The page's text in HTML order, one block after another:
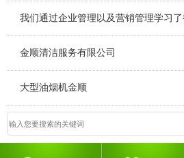
金顺清洁服务有限公司
大型油烟机金顺